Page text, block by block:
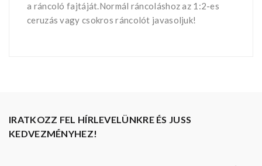
a ráncoló fajtáját.Normál ráncoláshoz az 1:2-es
ceruzás vagy csokros ráncolót javasoljuk!
IRATKOZZ FEL HÍRLEVELÜNKRE ÉS JUSS
KEDVEZMÉNYHEZ!